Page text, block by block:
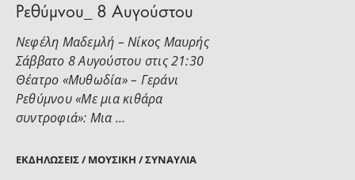
ΕΚΔΗΛΏΣΕΙΣ / ΜΟΥΣΙΚΉ / ΣΥΝΑΥΛΊΑ
Ρεθύμνου_ 8 Αυγούστου
Νεφέλη Μαδεμλή – Νίκος Μαυρής
Σάββατο 8 Αυγούστου στις 21:30
Θέατρο «Μυθωδία» – Γεράνι
Ρεθύμνου «Με μια κιθάρα
συντροφιά»: Μια …